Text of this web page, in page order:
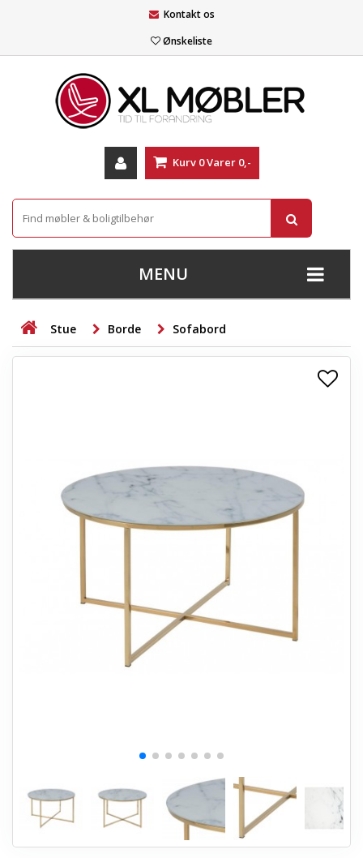
Kontakt os
Ønskeliste
Kurv 0Varer 0,-
MENU
+
STUE
+
HAVEMØBLER
Stue Borde Sofabord